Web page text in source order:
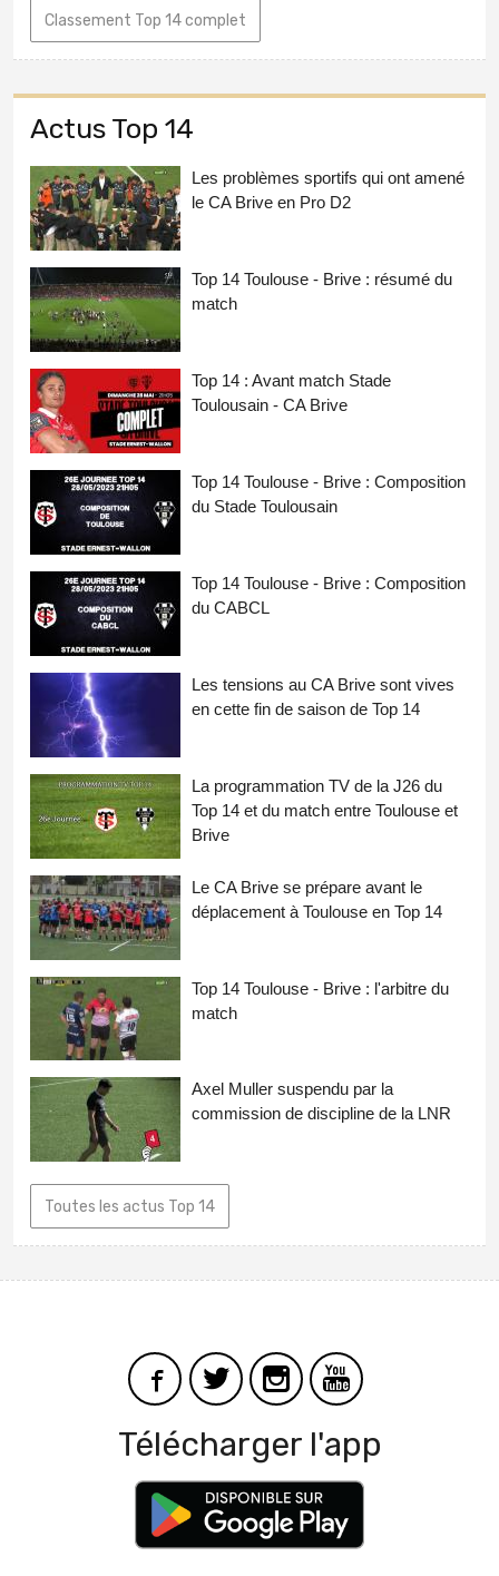
Classement Top 14 complet
Actus Top 14
Les problèmes sportifs qui ont amené
le CA Brive en Pro D2
Top 14 Toulouse - Brive : résumé du
match
Top 14 : Avant match Stade
Toulousain - CA Brive
Top 14 Toulouse - Brive : Composition
du Stade Toulousain
Top 14 Toulouse - Brive : Composition
du CABCL
Les tensions au CA Brive sont vives
en cette fin de saison de Top 14
La programmation TV de la J26 du
Top 14 et du match entre Toulouse et
Brive
Le CA Brive se prépare avant le
déplacement à Toulouse en Top 14
Top 14 Toulouse - Brive : l'arbitre du
match
Axel Muller suspendu par la
commission de discipline de la LNR
Toutes les actus Top 14
Télécharger l'app